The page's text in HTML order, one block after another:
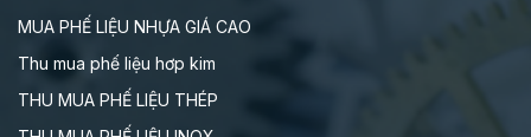
MUA PHẾ LIỆU NHỰA GIÁ CAO
Thu mua phế liệu hơp kim
THU MUA PHẾ LIỆU THÉP